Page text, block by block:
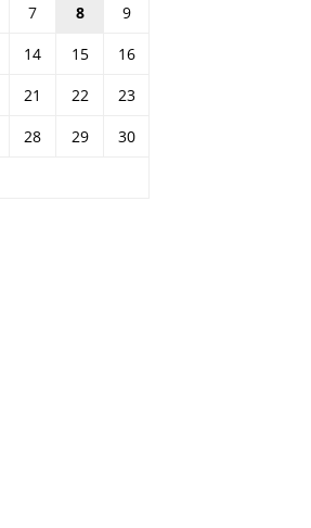
7 8
9
14 15
16
21 22
23
28 29
30